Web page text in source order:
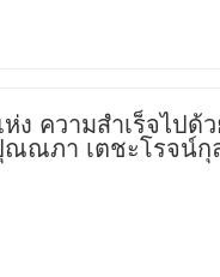
ง ความสำเร็จไปด้
ณณภา เตชะโรจน์กุ